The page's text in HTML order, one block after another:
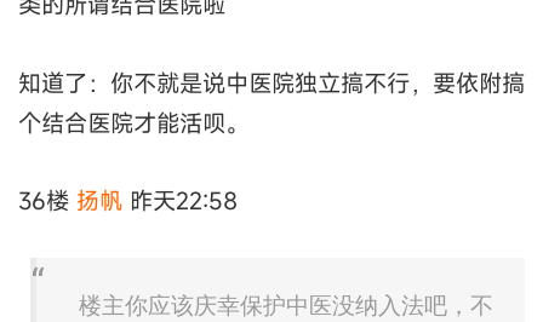
知道了：你不就是说中医院独立搞不行，要依附搞
个结合医院才能活呗。
36楼 扬帆 昨天22:58
楼主你应该庆幸保护中医没纳入法吧，不